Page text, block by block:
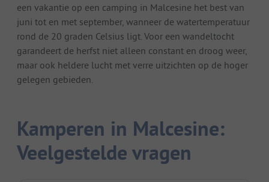
een vakantie op een camping in Malcesine het best van
juni tot en met september, wanneer de watertemperatuur
rond de 20 graden Celsius ligt. Voor een wandeltocht
garandeert de herfst niet alleen constant en droog weer,
maar ook heldere lucht met verre uitzichten op de hoger
gelegen gebieden.
Kamperen in Malcesine:
Veelgestelde vragen